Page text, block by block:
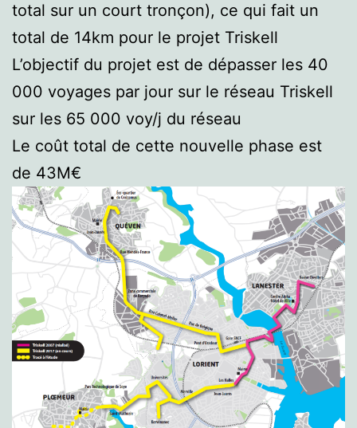
total sur un court tronçon), ce qui fait un
total de 14km pour le projet Triskell
L’objectif du projet est de dépasser les 40
000 voyages par jour sur le réseau Triskell
sur les 65 000 voy/j du réseau
Le coût total de cette nouvelle phase est
de 43M€